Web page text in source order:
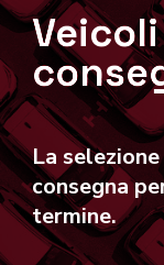
La
consegna
termine.